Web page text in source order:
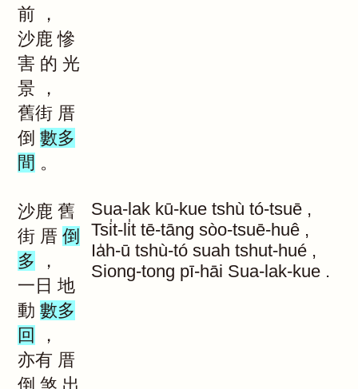
前
，
沙鹿 慘
害 的 光
景
，
舊街 厝
倒 數多
間 。
沙鹿 舊
街 厝 倒
多
，
一日 地
動 數多
回
，
亦有 厝
倒 煞 出
Sua-lak kū-kue tshù tó-tsuē ,
Tsi̍t-li̍t tē-tāng sòo-tsuē-huê ,
Ia̍h-ū tshù-tó suah tshut-hué ,
Siong-tong pī-hāi Sua-lak-kue .